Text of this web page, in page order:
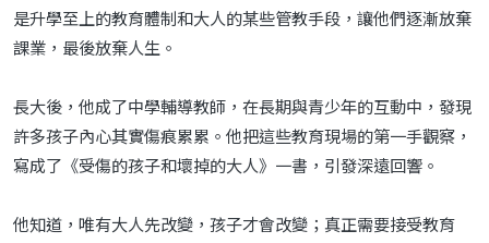
是升學至上的教育體制和大人的某些管教手段，讓他們逐漸放棄
課業，最後放棄人生。
長大後，他成了中學輔導教師，在長期與青少年的互動中，發現
許多孩子內心其實傷痕累累。他把這些教育現場的第一手觀察，
寫成了《受傷的孩子和壞掉的大人》一書，引發深遠回響。
他知道，唯有大人先改變，孩子才會改變；真正需要接受教育